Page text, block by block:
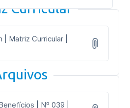
Curricular
Matriz Curricular |
| Nº 039 |